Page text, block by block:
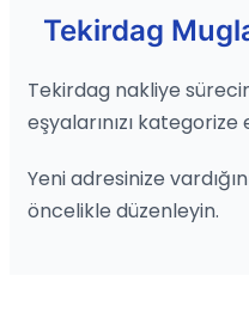
Tekirdag
Tekirdag nakliye
eşyalarınızı
Yeni adresinize
öncelikle düzenleyin.